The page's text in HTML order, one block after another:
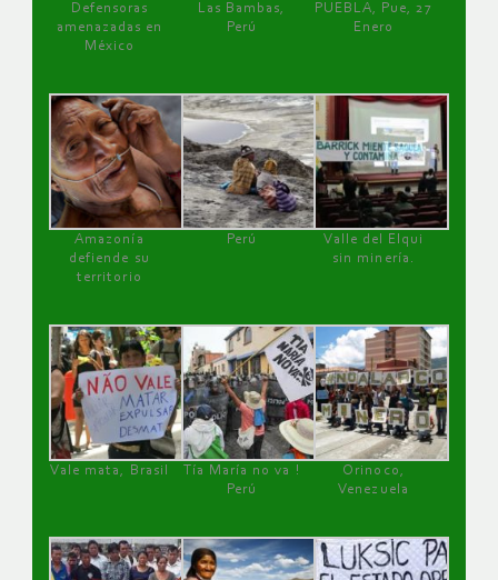
Defensoras
amenazadas en
México
Las Bambas,
Perú
PUEBLA, Pue, 27
Enero
Amazonía
defiende su
territorio
Perú
Valle del Elqui
sin minería.
Vale mata, Brasil
Tía María no va !
Perú
Orinoco,
Venezuela